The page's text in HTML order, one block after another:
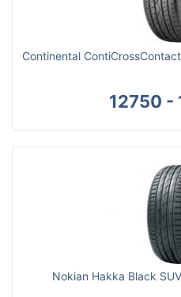
Continental
12750 -
Nokian Hakka Black